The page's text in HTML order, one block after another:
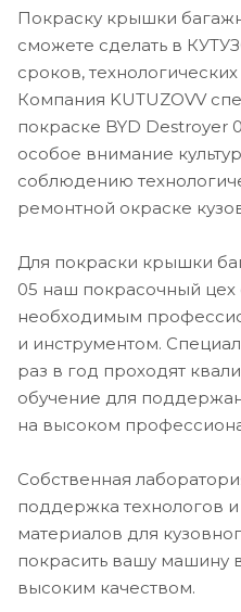
Покраску крышки
сможете сделать в
сроков,
Компания KUTUZOVV
покраске BYD Destroyer
особое внимание
соблюдению
ремонтной окраске
Для покраски крышки
05 наш покрасочный
необходимым
и инструментом.
раз в год проходят
обучение для
на высоком
Собственная
поддержка технологов
материалов для
покрасить вашу машину
высоким качеством.